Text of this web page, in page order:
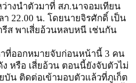
างนำตัวมาที่ สภ.นาจอมเทียน
า 22.00 น. โดยนายจิรศักดิ์ เป็น
ส พาเสี่ยอ้วนหลบหนี เช่นกัน
ที่ออกหมายจับก่อนหน้านี้ 3 คน
หรือ เสี่ยอ้วน ตอนนี้ยังจับตัวไม่
บัน ติดต่อเข้ามอบตัวแล้วที่ภูเก็ต